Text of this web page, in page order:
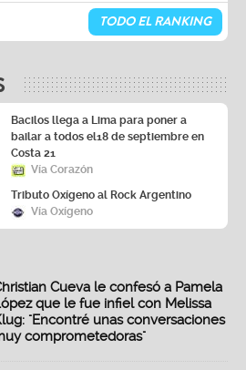
TODO EL RANKING
Bacilos llega a Lima para poner a
bailar a todos el18 de septiembre en
Costa 21
Vía Corazón
Tributo Oxígeno al Rock Argentino
Vía Oxígeno
Cueva le confesó a Pamela
que le fue infiel con Melissa
"Encontré unas conversaciones
comprometedoras"